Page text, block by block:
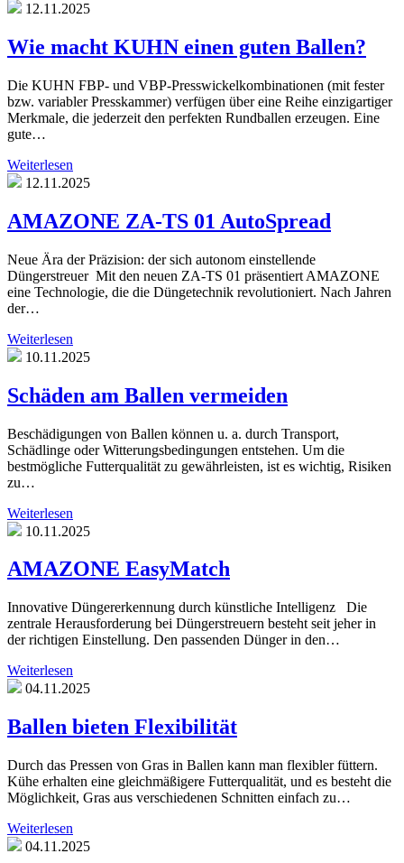
12.11.2025
Wie macht KUHN einen guten Ballen?
Die KUHN FBP- und VBP-Presswickelkombinationen (mit fester
bzw. variabler Presskammer) verfügen über eine Reihe einzigartiger
Merkmale, die jederzeit den perfekten Rundballen erzeugen. Eine
gute…
Weiterlesen
12.11.2025
AMAZONE ZA-TS 01 AutoSpread
Neue Ära der Präzision: der sich autonom einstellende
Düngerstreuer Mit den neuen ZA-TS 01 präsentiert AMAZONE
eine Technologie, die die Düngetechnik revolutioniert. Nach Jahren
der…
Weiterlesen
10.11.2025
Schäden am Ballen vermeiden
Beschädigungen von Ballen können u. a. durch Transport,
Schädlinge oder Witterungsbedingungen entstehen. Um die
bestmögliche Futterqualität zu gewährleisten, ist es wichtig, Risiken
zu…
Weiterlesen
10.11.2025
AMAZONE EasyMatch
Innovative Düngererkennung durch künstliche Intelligenz Die
zentrale Herausforderung bei Düngerstreuern besteht seit jeher in
der richtigen Einstellung. Den passenden Dünger in den…
Weiterlesen
04.11.2025
Ballen bieten Flexibilität
Durch das Pressen von Gras in Ballen kann man flexibler füttern.
Kühe erhalten eine gleichmäßigere Futterqualität, und es besteht die
Möglichkeit, Gras aus verschiedenen Schnitten einfach zu…
Weiterlesen
04.11.2025